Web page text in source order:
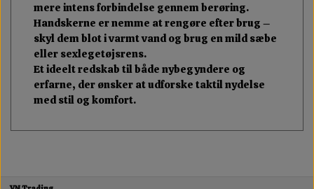
mere intens forbindelse gennem berøring.
Handskerne er nemme at rengøre efter brug –
skyl dem blot i varmt vand og brug en mild sæbe
eller sexlegetøjsrens.
Et ideelt redskab til både nybegyndere og
erfarne, der ønsker at udforske taktil nydelse
med stil og komfort.